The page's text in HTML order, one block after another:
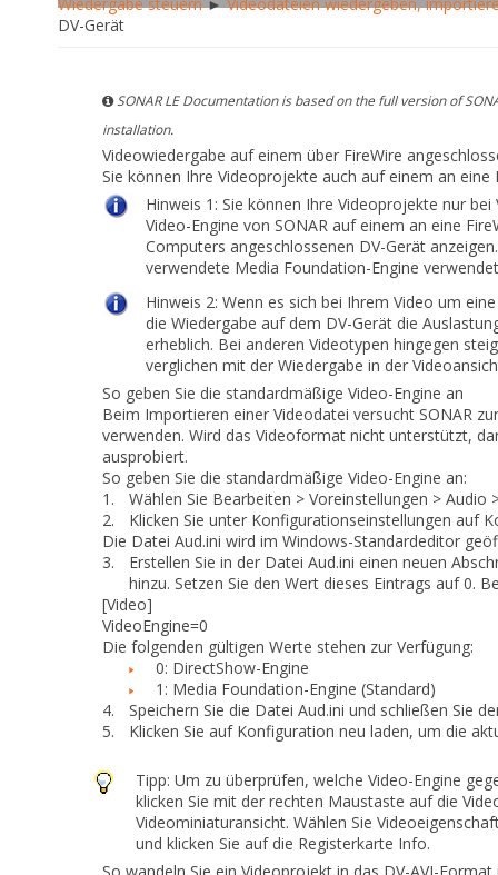
DV-Gerät
SONAR LE Documentation is based on the full version of
installation.
Videowiedergabe auf einem über FireWire
Sie können Ihre Videoprojekte auch auf einem an
Hinweis 1:Sie können Ihre Videoprojekte nur
Video-Engine von SONAR auf einem an eine
Computers angeschlossenen DV-Gerät
verwendete Media Foundation-Engine
Hinweis 2:Wenn es sich bei Ihrem Video um
die Wiedergabe auf dem DV-Gerät die
erheblich. Bei anderen Videotypen hingegen
verglichen mit der Wiedergabe in der
So geben Sie die standardmäßige Video-Engine an
Beim Importieren einer Videodatei versucht SONAR
verwenden. Wird das Videoformat nicht unterstützt,
ausprobiert.
So geben Sie die standardmäßige Video-Engine an:
1.
Wählen Sie Bearbeiten > Voreinstellungen > Audio
2.
Klicken Sie unter Konfigurationseinstellungen auf
Die Datei Aud.ini wird im Windows-Standardeditor
3.
Erstellen Sie in der Datei Aud.ini einen neuen
hinzu. Setzen Sie den Wert dieses Eintrags auf 0.
[Video]
VideoEngine=0
Die folgenden gültigen Werte stehen zur Verfügung:
0: DirectShow-Engine
1: Media Foundation-Engine (Standard)
4.
Speichern Sie die Datei Aud.ini und schließen Sie
5.
Klicken Sie auf Konfiguration neu laden, um die
Tipp: Um zu überprüfen, welche Video-Engine
klicken Sie mit der rechten Maustaste auf die
Videominiaturansicht. Wählen Sie
und klicken Sie auf die Registerkarte Info.